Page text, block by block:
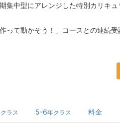
集中型にアレンジした特別カリキ
って動かそう！」コースとの連続受
ラス 5-6年クラス 料金